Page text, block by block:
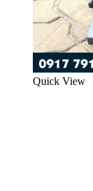
Quick View